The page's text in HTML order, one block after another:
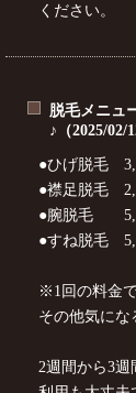
ください。
脱毛メニュ
♪（2025/02/
●ひげ脱毛
●襟足脱毛
●腕脱毛
●すね脱毛
※1回の料金
その他気にな
2週間から3